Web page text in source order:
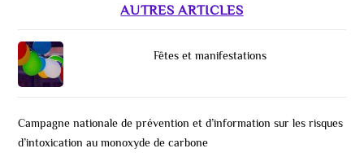
AUTRES ARTICLES
Fêtes et manifestations
Campagne nationale de prévention et d’information sur les risques
d’intoxication au monoxyde de carbone